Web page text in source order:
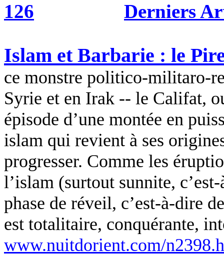
126
Derniers
Islam et Barbarie : le
ce monstre politico-militaro-
Syrie et en Irak -- le Califat,
épisode d’une montée en
islam qui revient à ses
progresser. Comme les
l’islam (surtout sunnite,
phase de réveil, c’est-à-dire
est totalitaire, conquérante,
www.nuitdorient.com/